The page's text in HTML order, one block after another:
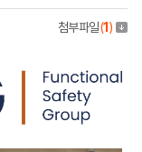
첨부파일(1 )